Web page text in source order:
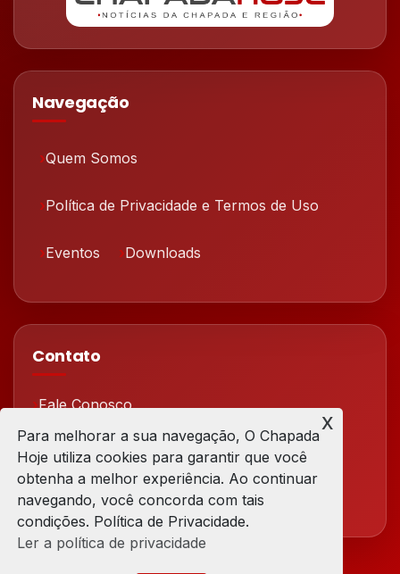
Navegação
Quem Somos
Política de Privacidade e Termos de Uso
Eventos Downloads
Contato
Fale Conosco
Redes Sociais
Para melhorar a sua navegação, O Chapada
Hoje utiliza cookies para garantir que você
obtenha a melhor experiência. Ao continuar
navegando, você concorda com tais
condições. Política de Privacidade.
Ler a política de privacidade
x